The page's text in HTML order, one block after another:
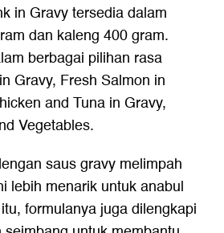
in Gravy tersedia dalam
dan kaleng 400 gram.
berbagai pilihan rasa
Gravy, Fresh Salmon in
and Tuna in Gravy,
Vegetables.
saus gravy melimpah
lebih menarik untuk anabul
formulanya juga dilengkapi